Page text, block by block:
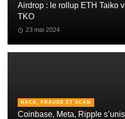
Airdrop : le rollup ETH Taiko
TKO
23 mai 2024
HACK, FRAUDE ET SCAM
Coinbase, Meta, Ripple